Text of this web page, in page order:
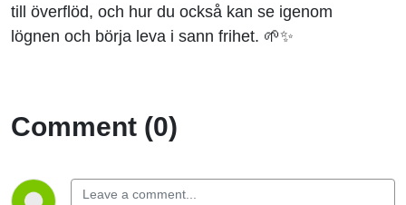
till överflöd, och hur du också kan se igenom
lögnen och börja leva i sann frihet. 🌱✨
Comment (0)